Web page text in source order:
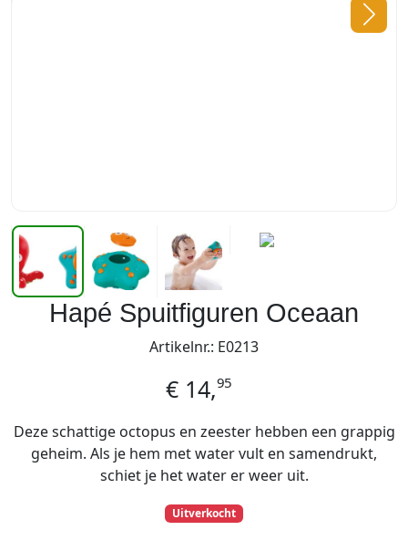
Hapé Spuitfiguren Oceaan
Artikelnr.: E0213
€ 14,95
Deze schattige octopus en zeester hebben een grappig
geheim. Als je hem met water vult en samendrukt,
schiet je het water er weer uit.
Uitverkocht